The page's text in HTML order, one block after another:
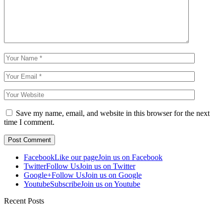
Save my name, email, and website in this browser for the next
time I comment.
FacebookLike our pageJoin us on Facebook
TwitterFollow UsJoin us on Twitter
Google+Follow UsJoin us on Google
YoutubeSubscribeJoin us on Youtube
Recent Posts